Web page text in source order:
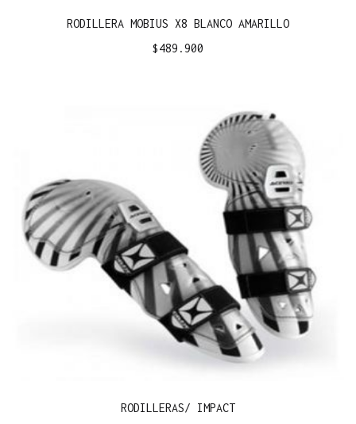
RODILLERA MOBIUS X8 BLANCO AMARILLO
$489.900
RODILLERAS/ IMPACT